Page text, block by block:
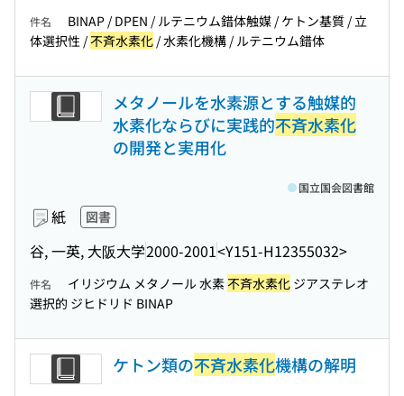
件名
BINAP / DPEN / ルテニウム錯体触媒 / ケトン基質 / 立
体選択性 /不斉水素化 / 水素化機構 / ルテニウム錯体
メタノールを水素源とする触媒的
水素化ならびに実践的不斉水素化
の開発と実用化
紙 図書
谷, 一英, 大阪大学2000-2001<Y151-H12355032>
国立国会図書館
件名 イリジウム メタノール 水素 不斉水素化 ジアステレオ
選択的 ジヒドリド BINAP
ケトン類の不斉水素化機構の解明